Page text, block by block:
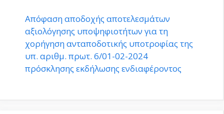
Απόφαση αποδοχής αποτελεσμάτων
αξιολόγησης υποψηφιοτήτων για τη
χορήγηση ανταποδοτικής υποτροφίας της
υπ. αριθμ. πρωτ. 6/01-02-2024
πρόσκλησης εκδήλωσης ενδιαφέροντος